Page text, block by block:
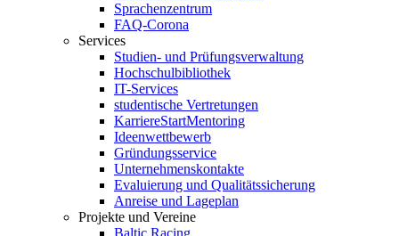
Sprachenzentrum
FAQ-Corona
Services
Studien- und Prüfungsverwaltung
Hochschulbibliothek
IT-Services
studentische Vertretungen
KarriereStartMentoring
Ideenwettbewerb
Gründungsservice
Unternehmenskontakte
Evaluierung und Qualitätssicherung
Anreise und Lageplan
Projekte und Vereine